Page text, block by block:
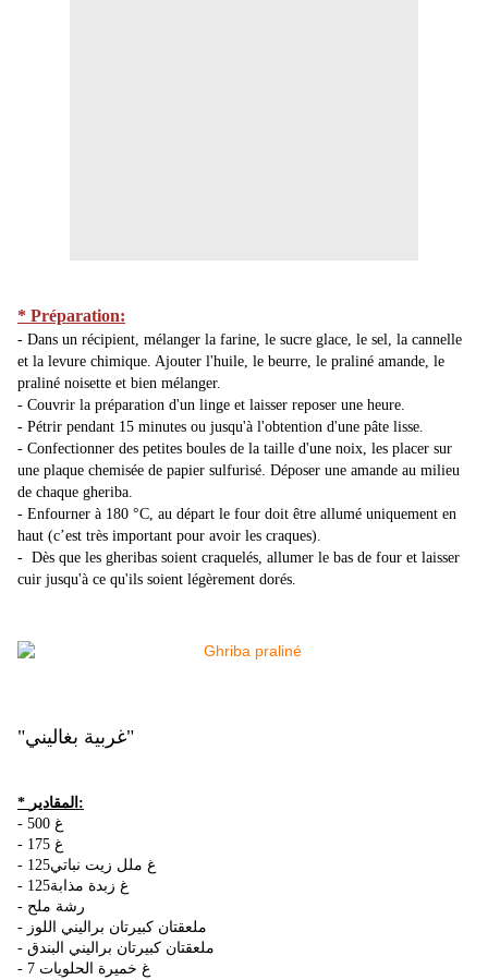
* Préparation:
- Dans un récipient, mélanger la farine, le sucre glace, le sel, la cannelle
et la levure chimique. Ajouter l'huile, le beurre, le praliné amande, le
praliné noisette et bien mélanger.
- Couvrir la préparation d'un linge et laisser reposer une heure.
- Pétrir pendant 15 minutes ou jusqu'à l'obtention d'une pâte lisse.
- Confectionner des petites boules de la taille d'une noix, les placer sur
une plaque chemisée de papier sulfurisé. Déposer une amande au milieu
de chaque gheriba.
- Enfourner à 180 °C, au départ le four doit être allumé uniquement en
haut (c’est très important pour avoir les craques).
- Dès que les gheribas soient craquelés, allumer le bas de four et laisser
cuir jusqu'à ce qu'ils soient légèrement dorés.
"غربية بغاليني"
* المقادير:
- 500 غ
- 125غ ملل زيت نباتي
- 125غ زبدة مذابة
- رشة ملح
- ملعقتان كبيرتان براليني اللوز
- ملعقتان كبيرتان براليني البندق
- 7 غ خميرة الحلويات